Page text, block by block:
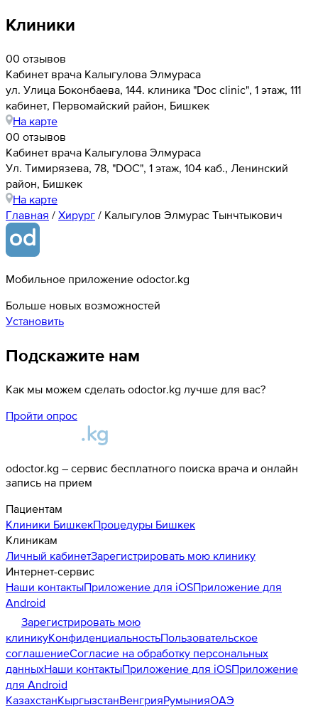
Клиники
00 отзывов
Кабинет врача Калыгулова Элмураса
ул. Улица Боконбаева, 144. клиника "Doc clinic", 1 этаж, 111
кабинет, Первомайский район, Бишкек
На карте
00 отзывов
Кабинет врача Калыгулова Элмураса
​Ул. Тимирязева, 78, "DOC", 1 этаж, 104 каб., Ленинский
район, Бишкек
На карте
Главная / Хирург / Калыгулов Элмурас Тынчтыкович
Мобильное приложение odoctor.kg
Больше новых возможностей
Установить
Подскажите нам
Как мы можем сделать odoctor.kg лучше для вас?
Пройти опрос
odoctor.kg – сервис бесплатного поиска врача и онлайн
запись на прием
Пациентам
Клиники БишкекПроцедуры Бишкек
Клиникам
Личный кабинетЗарегистрировать мою клинику
Интернет-сервис
Наши контактыПриложение для iOSПриложение для
Android
Зарегистрировать мою
клиникуКонфиденциальностьПользовательское
соглашениеСогласие на обработку персональных
данныхНаши контактыПриложение для iOSПриложение
для Android
КазахстанКыргызстанВенгрияРумынияОАЭ